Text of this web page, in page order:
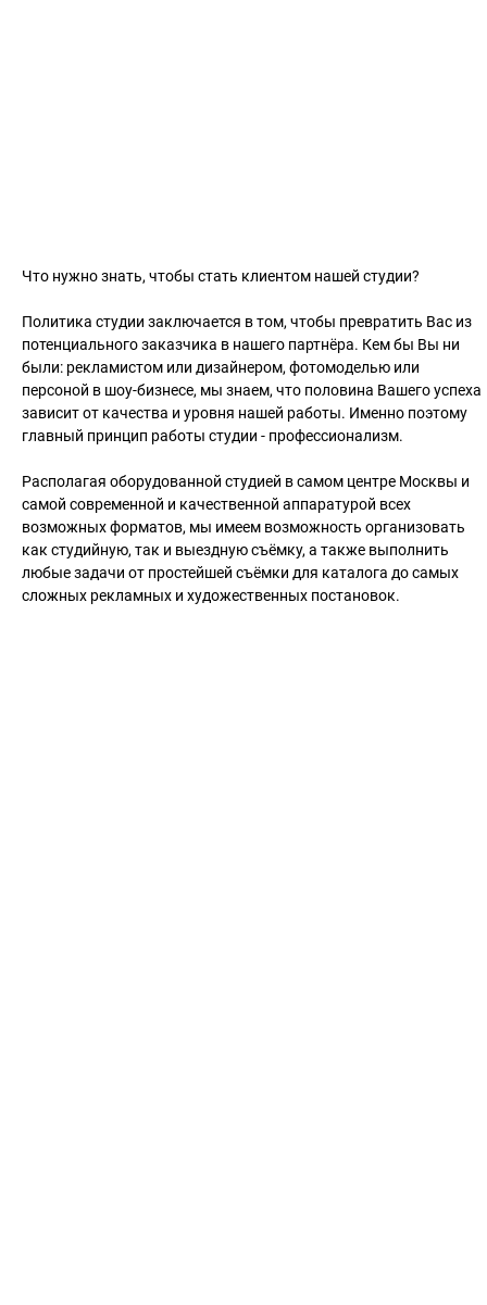
Что нужно знать, чтобы стать клиентом нашей студии?
Политика студии заключается в том, чтобы превратить Вас из
потенциального заказчика в нашего партнёра. Кем бы Вы ни
были: рекламистом или дизайнером, фотомоделью или
персоной в шоу-бизнесе, мы знаем, что половина Вашего успеха
зависит от качества и уровня нашей работы. Именно поэтому
главный принцип работы студии - профессионализм.
Располагая оборудованной студией в самом центре Москвы и
самой современной и качественной аппаратурой всех
возможных форматов, мы имеем возможность организовать
как студийную, так и выездную съёмку, а также выполнить
любые задачи от простейшей съёмки для каталога до самых
сложных рекламных и художественных постановок.